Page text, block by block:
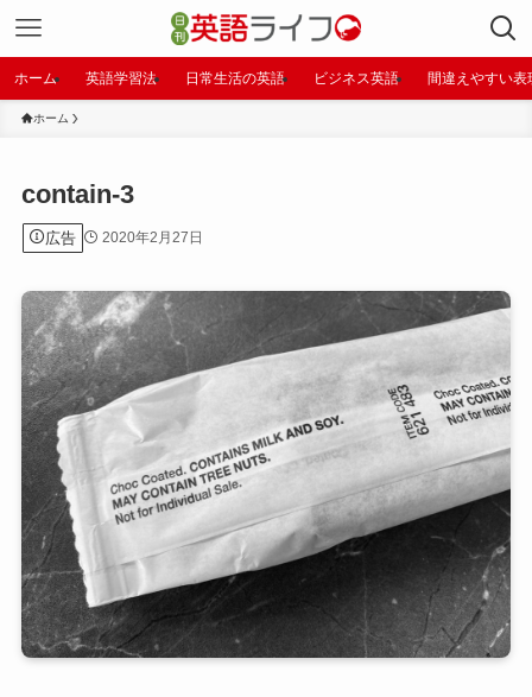
ホーム 英語学習法 日常生活の英語 ビジネス英語 間違えやすい表
ホーム
contain-3
広告 2020年2月27日